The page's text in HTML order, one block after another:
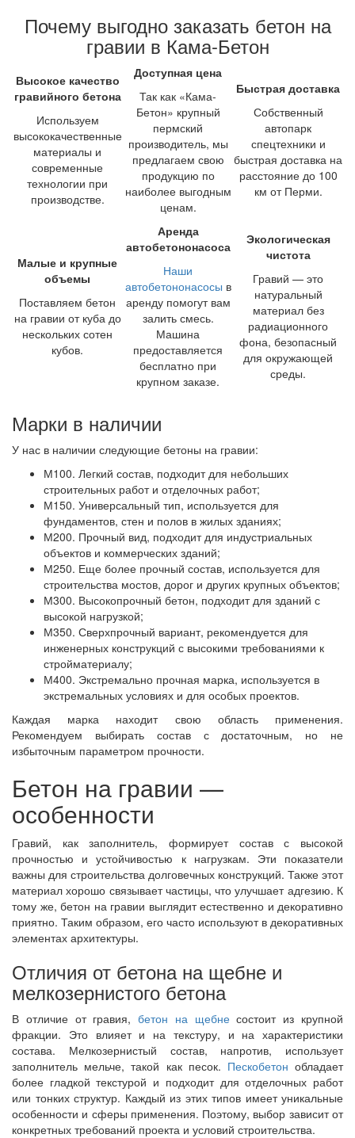
Почему выгодно заказать бетон на
гравии в Кама-Бетон
Высокое качество
гравийного бетона
Используем
высококачественные
материалы и
современные
технологии при
производстве.
Доступная цена
Так как «Кама-
Бетон» крупный
пермский
производитель, мы
предлагаем свою
продукцию по
наиболее выгодным
ценам.
Быстрая доставка
Собственный
автопарк
спецтехники и
быстрая доставка на
расстояние до 100
км от Перми.
Малые и крупные
объемы
Поставляем бетон
на гравии от куба до
нескольких сотен
кубов.
Аренда
автобетононасоса
Наши
автобетононасосы в
аренду помогут вам
залить смесь.
Машина
предоставляется
бесплатно при
крупном заказе.
Экологическая
чистота
Гравий — это
натуральный
материал без
радиационного
фона, безопасный
для окружающей
среды.
Марки в наличии
У нас в наличии следующие бетоны на гравии:
М100. Легкий состав, подходит для небольших
строительных работ и отделочных работ;
М150. Универсальный тип, используется для
фундаментов, стен и полов в жилых зданиях;
М200. Прочный вид, подходит для индустриальных
объектов и коммерческих зданий;
М250. Еще более прочный состав, используется для
строительства мостов, дорог и других крупных объектов;
М300. Высокопрочный бетон, подходит для зданий с
высокой нагрузкой;
М350. Сверхпрочный вариант, рекомендуется для
инженерных конструкций с высокими требованиями к
стройматериалу;
М400. Экстремально прочная марка, используется в
экстремальных условиях и для особых проектов.
Каждая марка находит свою область применения.
Рекомендуем выбирать состав с достаточным, но не
избыточным параметром прочности.
Бетон на гравии —
особенности
Гравий, как заполнитель, формирует состав с высокой
прочностью и устойчивостью к нагрузкам. Эти показатели
важны для строительства долговечных конструкций. Также этот
материал хорошо связывает частицы, что улучшает адгезию. К
тому же, бетон на гравии выглядит естественно и декоративно
приятно. Таким образом, его часто используют в декоративных
элементах архитектуры.
Отличия от бетона на щебне и
мелкозернистого бетона
В отличие от гравия,бетон на щебнесостоит из крупной
фракции. Это влияет и на текстуру, и на характеристики
состава. Мелкозернистый состав, напротив, использует
заполнитель мельче, такой как песок. Пескобетон обладает
более гладкой текстурой и подходит для отделочных работ
или тонких структур. Каждый из этих типов имеет уникальные
особенности и сферы применения. Поэтому, выбор зависит от
конкретных требований проекта и условий строительства.